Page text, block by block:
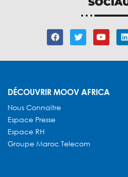
DÉCOUVRIR MOOV AFRICA
Nous Connaitre
Espace Presse
Espace RH
Groupe Maroc Telecom